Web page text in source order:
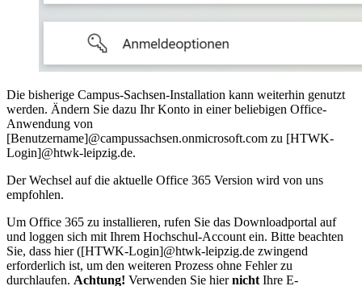
Die bisherige Campus-Sachsen-Installation kann weiterhin genutzt
werden. Ändern Sie dazu Ihr Konto in einer beliebigen Office-
Anwendung von
[Benutzername]@campussachsen.onmicrosoft.com zu [HTWK-
Login]@htwk-leipzig.de.
Der Wechsel auf die aktuelle Office 365 Version wird von uns
empfohlen.
Um Office 365 zu installieren, rufen Sie das Downloadportal auf
und loggen sich mit Ihrem Hochschul-Account ein. Bitte beachten
Sie, dass hier ([HTWK-Login]@htwk-leipzig.de zwingend
erforderlich ist, um den weiteren Prozess ohne Fehler zu
durchlaufen. Achtung! Verwenden Sie hiernicht Ihre E-